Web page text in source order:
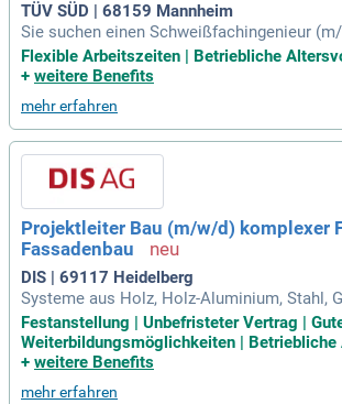
TÜV SÜD | 68159 Mannheim
Sie suchen einen Schweißfachingenieur
hlossenem ingenieurwissenschaftlichen
nenbau oder Verfahrenstechnik? Ideale
in der Herstellung und im Betrieb von
rleitungen ist von Vorteil, insbesondere im
maturen. Zudem sind die Kenntnisse in
rstörungsfreien Prüfverfahren
es Verantwortungsbewusstsein und die
Sachverhalte in Deutsch und Englisch
orderlich. Kundenorientierung sowie eine
chaft runden das Profil ab – eventuell ist
ng zum Sachverständigen für
Flexible Arbeitszeiten | Betriebliche
+ weitere Benefits
mehr erfahren
Projektleiter Bau (m/w/d) komplexer
Fassadenbau
DIS | 69117 Heidelberg
Systeme aus Holz, Holz-Aluminium, Stahl,
tstelle zu externen Projektbeteiligten
Fachingenieure, örtliche Bauleitungen,
Montageunternehmen) und internen
Festanstellung | Unbefristeter Vertrag |
Weiterbildungsmöglichkeiten |
+ weitere Benefits
mehr erfahren